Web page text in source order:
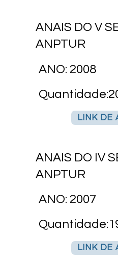
ANAIS DO V
ANPTUR
ANO: 2008
LINK DE
ANAIS DO IV
ANPTUR
ANO: 2007
LINK DE